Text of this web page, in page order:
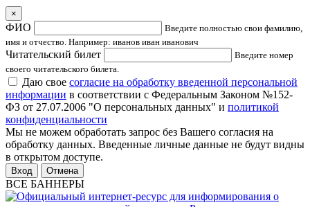
×
ФИО
Введите полностью свои фамилию,
имя и отчество. Например: иванов иван иванович
Читательский билет
Введите номер
своего читательского билета.
Даю свое согласие на обработку введенной персональной
информации в соответствии с Федеральным Законом №152-
ФЗ от 27.07.2006 "О персональных данных" и политикой
конфиденциальности
Мы не можем обработать запрос без Вашего согласия на
обработку данных. Введенные личные данные не будут видны
в открытом доступе.
Отмена
ВСЕ БАННЕРЫ